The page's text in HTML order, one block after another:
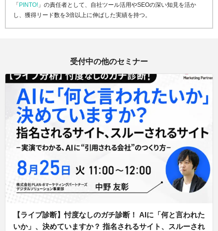
「PINTO! 」の責任者として、自社ツール活用やSEOの深い知見を活か
し、獲得リード数を3倍以上に伸ばした実績を持つ。
受付中の他のセミナー
【ライブ診断】忖度なしのガチ診断！ AIに「何と言われた
いか」、決めていますか？ 指名されるサイト、スルーされ